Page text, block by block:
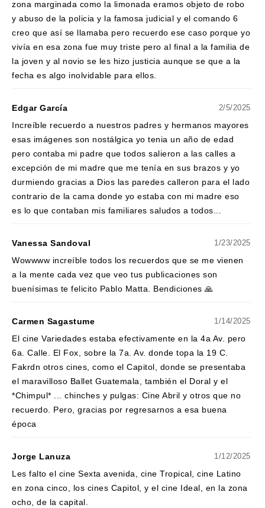
zona marginada como la limonada eramos objeto de robo
y abuso de la policia y la famosa judicial y el comando 6
creo que así se llamaba pero recuerdo ese caso porque yo
vivía en esa zona fue muy triste pero al final a la familia de
la joven y al novio se les hizo justicia aunque se que a la
fecha es algo inolvidable para ellos.
Edgar García 2/5/2025
Increíble recuerdo a nuestros padres y hermanos mayores
esas imágenes son nostálgica yo tenia un año de edad
pero contaba mi padre que todos salieron a las calles a
excepción de mi madre que me tenía en sus brazos y yo
durmiendo gracias a Dios las paredes calleron para el lado
contrario de la cama donde yo estaba con mi madre eso
es lo que contaban mis familiares saludos a todos...
Vanessa Sandoval 1/23/2025
Wowwww increíble todos los recuerdos que se me vienen
a la mente cada vez que veo tus publicaciones son
buenísimas te felicito Pablo Matta. Bendiciones 🙏
Carmen Sagastume 1/14/2025
El cine Variedades estaba efectivamente en la 4a Av. pero
6a. Calle. El Fox, sobre la 7a. Av. donde topa la 19 C.
Fakrdn otros cines, como el Capitol, donde se presentaba
el maravilloso Ballet Guatemala, también el Doral y el
*Chimpul* ... chinches y pulgas: Cine Abril y otros que no
recuerdo. Pero, gracias por regresarnos a esa buena
época
Jorge Lanuza 1/12/2025
Les falto el cine Sexta avenida, cine Tropical, cine Latino
en zona cinco, los cines Capitol, y el cine Ideal, en la zona
ocho, de la capital.